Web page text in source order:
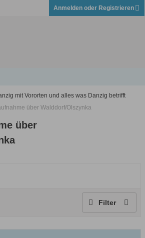
Anmelden oder Registrieren
mit Vororten und alles was Danzig betrifft
über Walddorf/Olszynka
über
Filter